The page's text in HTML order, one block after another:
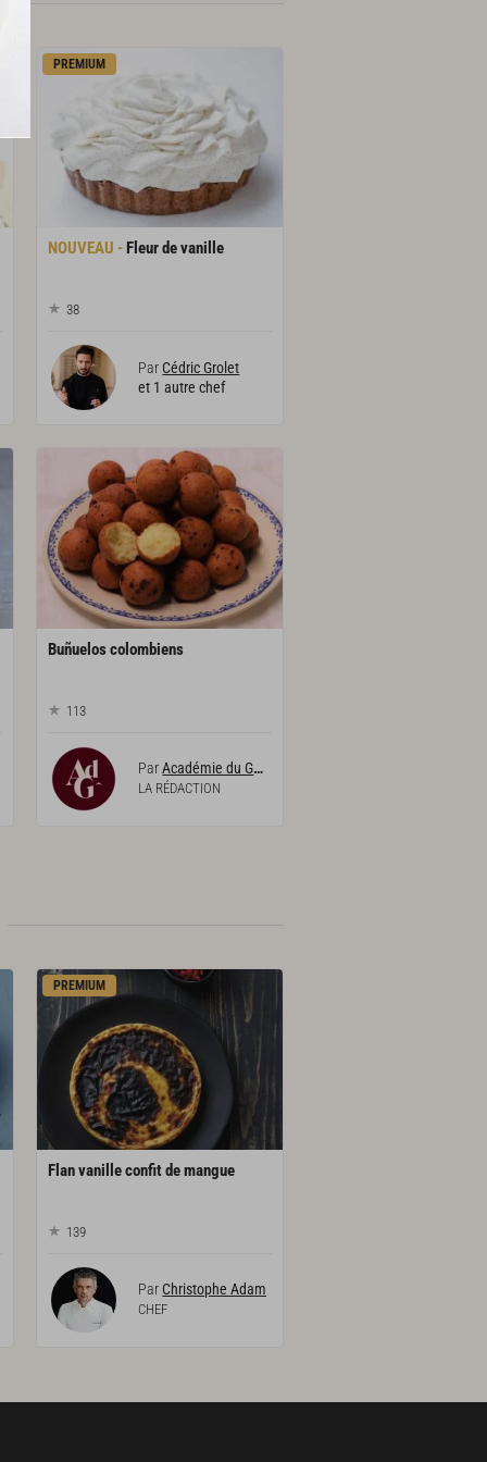
PREMIUM
Fleurdevanille
38
Par Cédric Grolet
et 1 autre chef
Buñueloscolombiens
113
ParAcadémie du Goût
LA RÉDACTION
PREMIUM
Flanvanilleconfitdemangue
139
Par Christophe Adam
CHEF